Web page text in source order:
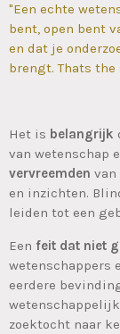
"Een echte
bent, open bent
en dat je
brengt. Thats
Het is belangrijk
van wetenschap
vervreemden van
en inzichten.
leiden tot een
Een feit dat niet
wetenschappers
eerdere
zoektocht naar